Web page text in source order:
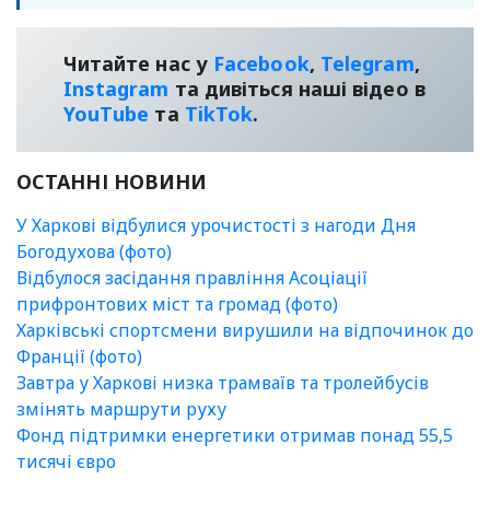
Читайте нас у Facebook, Telegram,
Instagram та дивіться наші відео в
YouТube та TikTok.
ОСТАННІ НОВИНИ
У Харкові відбулися урочистості з нагоди Дня
Богодухова (фото)
Відбулося засідання правління Асоціації
прифронтових міст та громад (фото)
Харківські спортсмени вирушили на відпочинок до
Франції (фото)
Завтра у Харкові низка трамваїв та тролейбусів
змінять маршрути руху
Фонд підтримки енергетики отримав понад 55,5
тисячі євро